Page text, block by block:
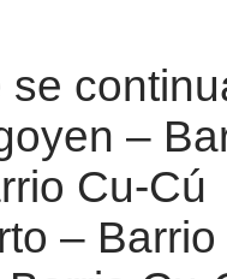
se
–
Cu-Cú
– Barrio